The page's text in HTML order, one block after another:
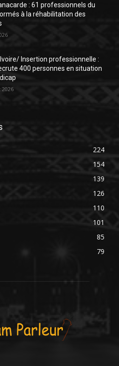
: 61 professionnels du
à la réhabilitation des
Insertion professionnelle :
400 personnes en situation
224
154
139
126
110
101
85
79